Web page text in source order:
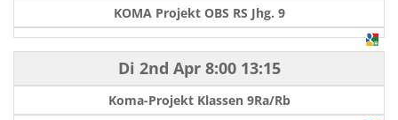
KOMA Projekt OBS RS Jhg. 9
Di 2nd Apr8:00 13:15
Koma-Projekt Klassen 9Ra/Rb